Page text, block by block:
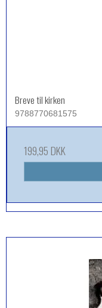
Breve til kirken
9788770681575
199,95 DKK